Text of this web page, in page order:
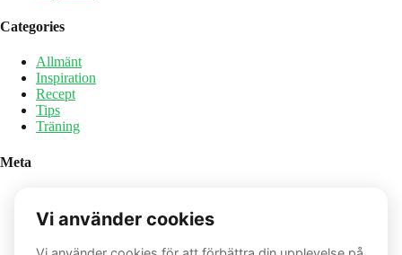
Categories
Allmänt
Inspiration
Recept
Tips
Träning
Meta
Entries feed
Comments feed
WordPress.org